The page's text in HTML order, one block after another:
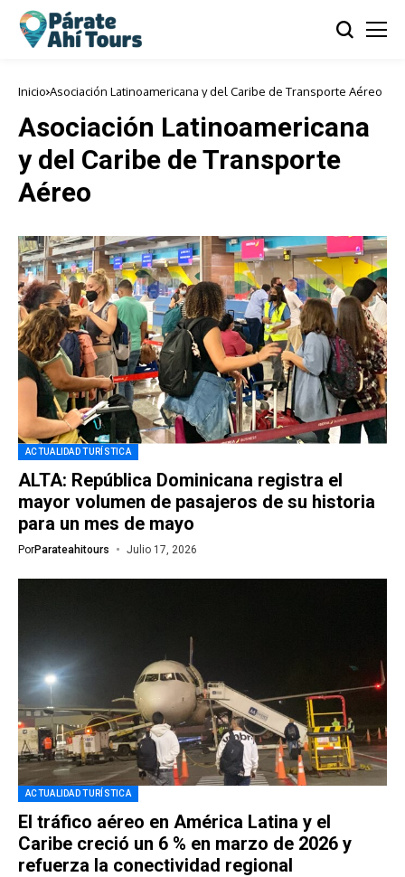
Inicio Asociación Latinoamericana y del Caribe de Transporte Aéreo
Asociación Latinoamericana
y del Caribe de Transporte
Aéreo
ACTUALIDAD TURÍSTICA
ALTA: República Dominicana registra el
mayor volumen de pasajeros de su historia
para un mes de mayo
PorParateahitours Julio 17, 2026
ACTUALIDAD TURÍSTICA
El tráfico aéreo en América Latina y el
Caribe creció un 6 % en marzo de 2026 y
refuerza la conectividad regional